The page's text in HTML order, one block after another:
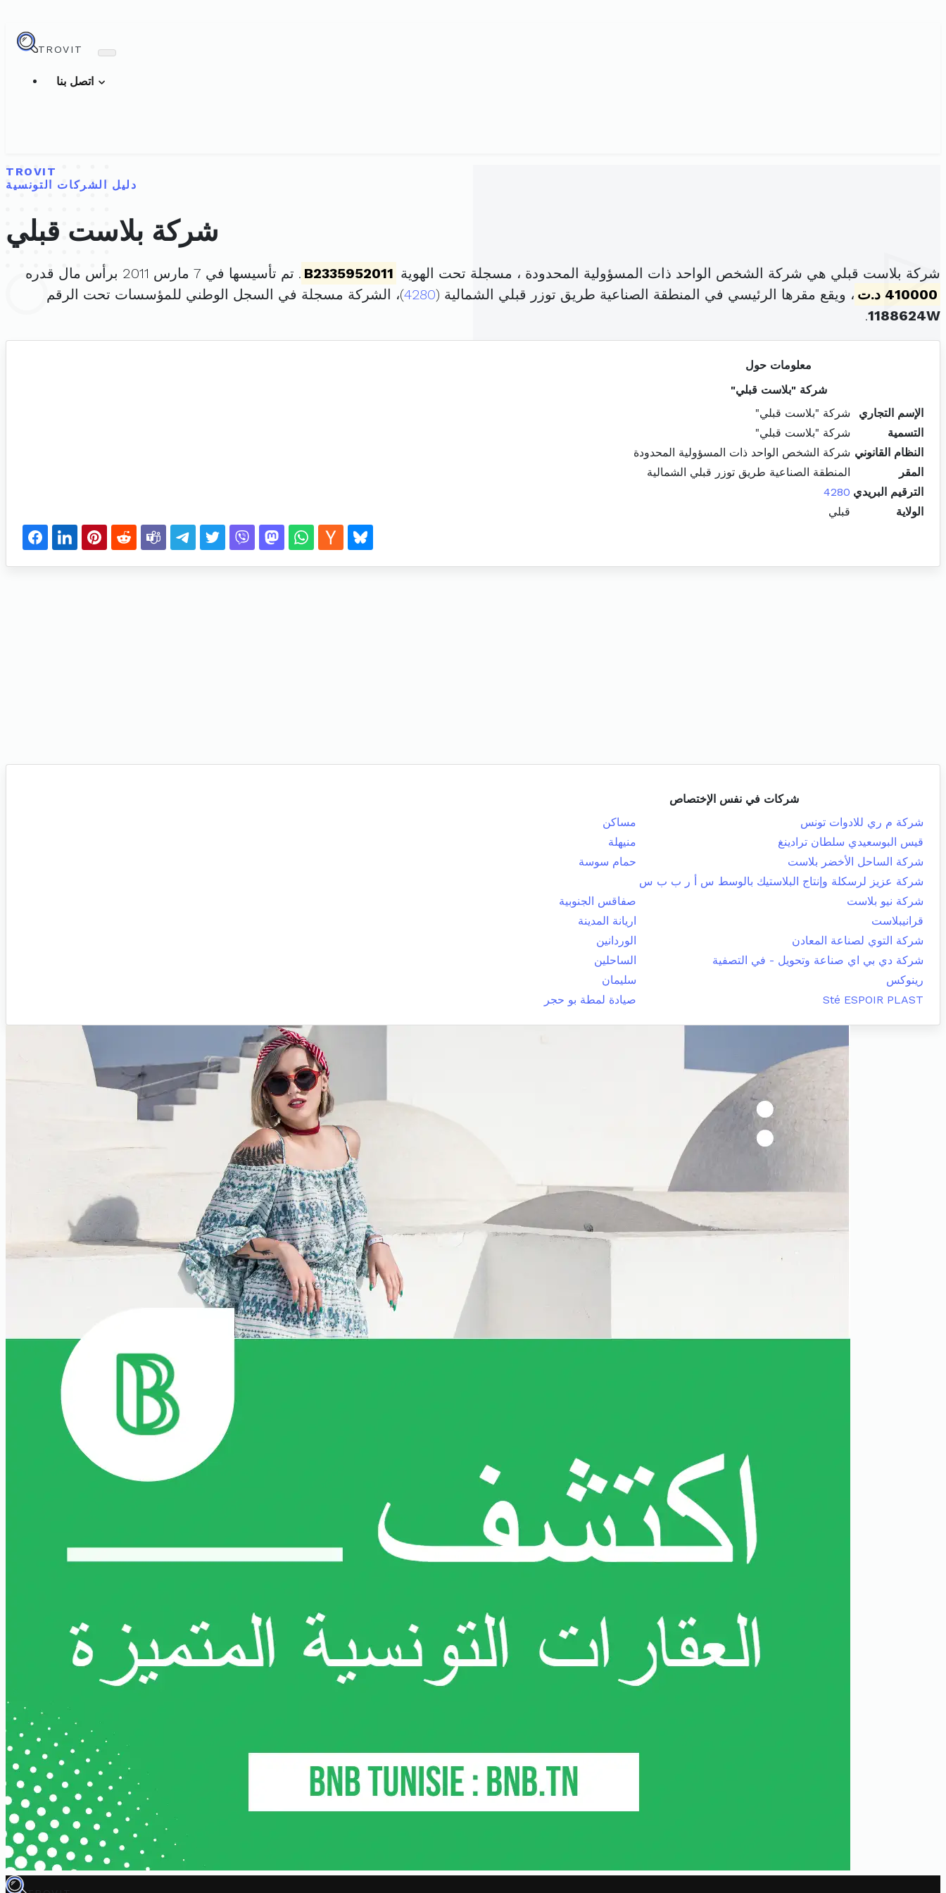
TROVIT
TROVIT
دليل الشركات التونسية
شركة بلاست قبلي
شركة بلاست قبلي هي شركة الشخص الواحد ذات المسؤولية المحدودة ، مسجلة تحت الهوية B2335952011 . تم تأسيسها في 7 مارس 2011 برأس مال قدره
410000 د.ت
، ويقع مقرها الرئيسي في المنطقة الصناعية طريق توزر قبلي الشمالية (4280)، الشركة مسجلة في السجل الوطني للمؤسسات تحت الرقم
1188624W
.
معلومات حول
شركة "بلاست قبلي"
الإسم التجاري
شركة "بلاست قبلي"
التسمية
شركة "بلاست قبلي"
النظام القانوني شركة الشخص الواحد ذات المسؤولية المحدودة
المقر
المنطقة الصناعية طريق توزر قبلي الشمالية
الترقيم البريدي 4280
الولاية
قبلي
شركات في نفس الإختصاص
شركة م ري للادوات تونس
مساكن
قيس البوسعيدي سلطان ترادينغ
منيهلة
شركة الساحل الأخضر بلاست
حمام سوسة
شركة عزيز لرسكلة وإنتاج البلاستيك بالوسط س أ ر ب ب س
شركة نيو بلاست
صفاقس الجنوبية
قرانيبلاست
اريانة المدينة
شركة التوي لصناعة المعادن
الوردانين
شركة دي بي اي صناعة وتحويل - في التصفية
الساحلين
رينوكس
سليمان
Sté ESPOIR PLAST
صيادة لمطة بو حجر